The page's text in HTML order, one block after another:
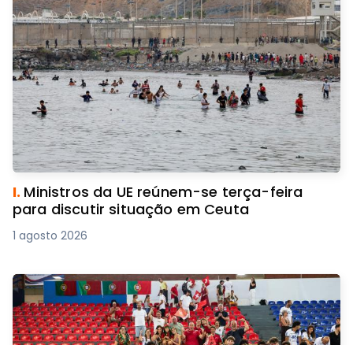
I. Ministros da UE reúnem-se terça-feira
para discutir situação em Ceuta
1 agosto 2026